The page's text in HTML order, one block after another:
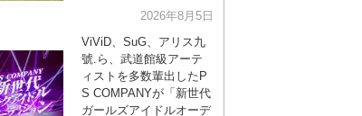
2026年8月5日
ViViD、SuG、アリス九
號.ら、武道館級アーテ
ィストを多数輩出したP
S COMPANYが「新世代
ガールズアイドルオーデ